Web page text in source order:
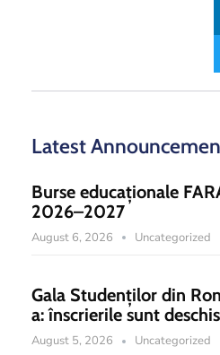
Latest
Burse educaționale
2026–2027
August 6, 2026 Uncategorized
Gala Studenților din
a: înscrierile sunt
August 5, 2026 Uncategorized